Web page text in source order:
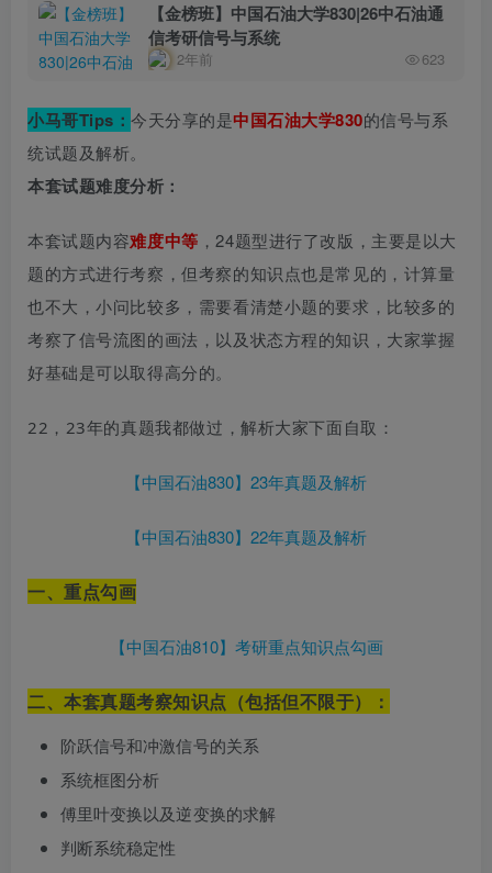
【金榜班】中国石油大学830|26中石油通
信考研信号与系统
2年前 623
小马哥Tips： 今天分享的是中国石油大学830的信号与系
统试题及解析。
本套试题难度分析：
本套试题内容难度中等 ，24题型进行了改版，主要是以大
题的方式进行考察，但考察的知识点也是常见的，计算量
也不大，小问比较多，需要看清楚小题的要求，比较多的
考察了信号流图的画法，以及状态方程的知识，大家掌握
好基础是可以取得高分的。
22，23年的真题我都做过，解析大家下面自取：
【中国石油830】23年真题及解析
【中国石油830】22年真题及解析
一、重点勾画
【中国石油810】考研重点知识点勾画
二、本套真题考察知识点（包括但不限于）：
阶跃信号和冲激信号的关系
系统框图分析
傅里叶变换以及逆变换的求解
判断系统稳定性